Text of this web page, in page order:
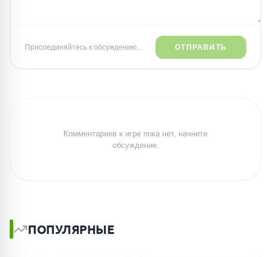
Присоединяйтесь к обсуждению... ОТПРАВИТЬ
Комментариев к игре пока нет, начните
обсуждение.
ПОПУЛЯРНЫЕ